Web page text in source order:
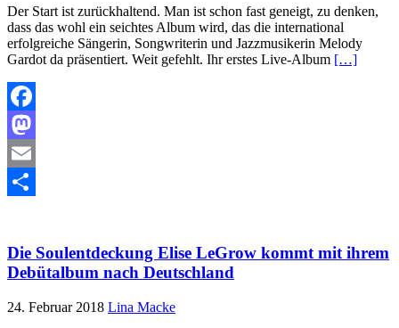
Der Start ist zurückhaltend. Man ist schon fast geneigt, zu denken,
dass das wohl ein seichtes Album wird, das die international
erfolgreiche Sängerin, Songwriterin und Jazzmusikerin Melody
Gardot da präsentiert. Weit gefehlt. Ihr erstes Live-Album […]
Facebook
Mastodon
Email
Die Soulentdeckung Elise LeGrow kommt mit ihrem
Debütalbum nach Deutschland
24. Februar 2018 Lina Macke